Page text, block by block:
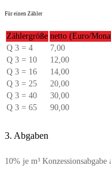
Für einen Zähler
Zählergröße netto (Euro/
Q 3 = 4
7,00
Q 3 = 10
12,00
Q 3 = 16
14,00
Q 3 = 25
20,00
Q 3 = 40
30,00
Q 3 = 65
90,00
3. Abgaben
10% je m³